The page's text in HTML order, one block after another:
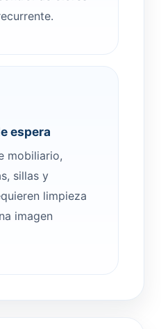
espera
mobiliario,
sillas y
limpieza
imagen